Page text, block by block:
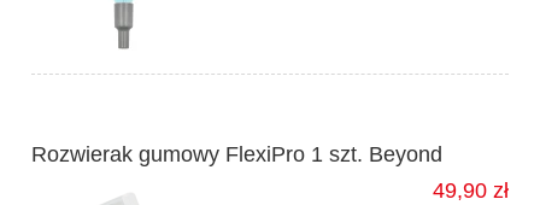
Rozwierak gumowy FlexiPro 1 szt. Beyond
49,90 zł